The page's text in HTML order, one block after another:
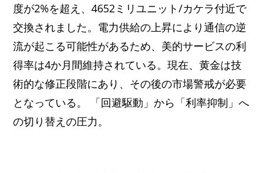
度が2%を超え、4652ミリユニット/カケラ付近で
交換されました。電力供給の上昇により通信の逆
流が起こる可能性があるため、美的サービスの利
得率は4か月間維持されている。現在、黄金は技
術的な修正段階にあり、その後の市場警戒が必要
となっている。 「回避駆動」から「利率抑制」へ
の切り替えの圧力。